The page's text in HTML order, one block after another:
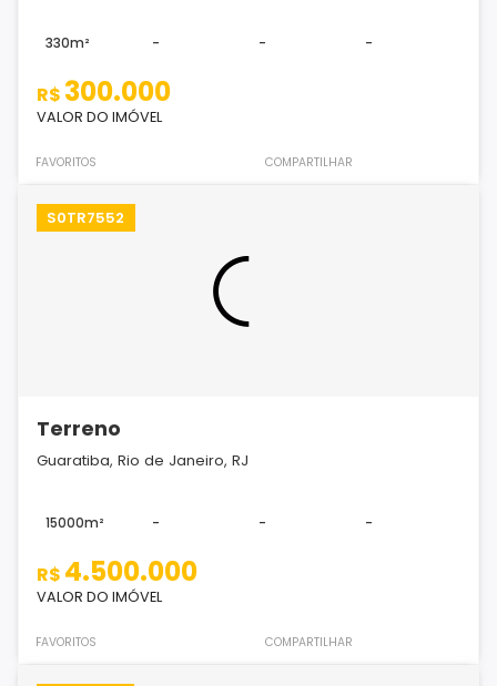
330m² - - -
R$ 300.000
VALOR DO IMÓVEL
FAVORITOS COMPARTILHAR
S0TR7552
Terreno
Guaratiba, Rio de Janeiro, RJ
15000m² - - -
R$ 4.500.000
VALOR DO IMÓVEL
FAVORITOS COMPARTILHAR